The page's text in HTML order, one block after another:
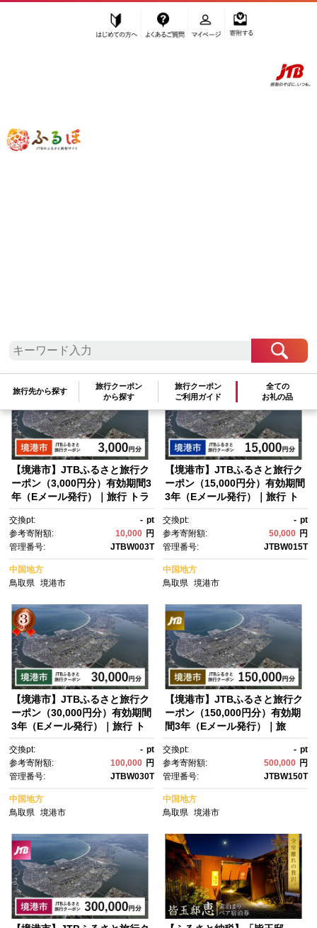
ふるぽ JTBのふるさと納税サイト
旅行先から探す
旅行クーポン
から探す
旅行クーポン
ご利用ガイド
全ての
お礼の品
「ふるさと納税」TOP
参考寄附額順
【境港市】JTBふるさと旅行ク
ーポン（3,000円分）有効期間3
年（Eメール発行）｜旅行 トラ
泊 観光 体験 旅行券 宿泊券 旅
行予約 温泉 ホテル 旅館 チケッ
ト 子供 子連れ カップル 家
族 人気 おすすめ 旅行クーポ
ン 店頭 オンライン ネット予
約 電話 有効期間3年
交換pt: - pt
参考寄附額:
10,000 円
管理番号:
JTBW003T
中国地方
鳥取県
境港市
【境港市】JTBふるさと旅行ク
ーポン（15,000円分）有効期間
3年（Eメール発行）｜旅行 ト
泊 観光 体験 旅行券 宿泊券 旅
行予約 温泉 ホテル 旅館 チケッ
ト 子供 子連れ カップル 家
族 人気 おすすめ 旅行クーポ
ン 店頭 オンライン ネット予
約 電話 有効期間3年
交換pt: - pt
参考寄附額:
50,000 円
管理番号:
JTBW015T
中国地方
鳥取県 境港市
【境港市】JTBふるさと旅行ク
ーポン（30,000円分）有効期間
3年（Eメール発行）｜旅行 ト
泊 観光 体験 旅行券 宿泊券 旅
行予約 温泉 ホテル 旅館 チケッ
ト 子供 子連れ カップル 家
族 人気 おすすめ 旅行クーポ
ン 店頭 オンライン ネット予
約 電話 有効期間3年
交換pt: - pt
参考寄附額:
100,000 円
管理番号:
JTBW030T
中国地方
鳥取県
境港市
【境港市】JTBふるさと旅行ク
ーポン（150,000円分）有効期
間3年（Eメール発行）｜旅
B 宿泊 観光 体験 旅行券 宿泊
券 旅行予約 温泉 ホテル 旅
館 チケット 子供 子連れ カップ
ル 家族 人気 おすすめ 旅行クー
ポン 店頭 オンライン ネット予
約 電話 有効期間3年
交換pt: - pt
参考寄附額:
500,000 円
管理番号:
JTBW150T
中国地方
鳥取県 境港市